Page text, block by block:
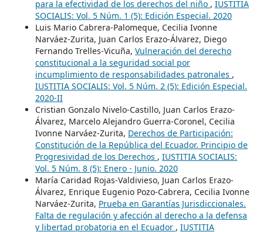
para la efectividad de los derechos del niño , IUSTITIA
SOCIALIS: Vol. 5 Núm. 1 (5): Edición Especial. 2020
Luis Mario Cabrera-Palomeque, Cecilia Ivonne
Narváez-Zurita, Juan Carlos Erazo-Álvarez, Diego
Fernando Trelles-Vicuña, Vulneración del derecho
constitucional a la seguridad social por
incumplimiento de responsabilidades patronales ,
IUSTITIA SOCIALIS: Vol. 5 Núm. 2 (5): Edición Especial.
2020-II
Cristian Gonzalo Nivelo-Castillo, Juan Carlos Erazo-
Álvarez, Marcelo Alejandro Guerra-Coronel, Cecilia
Ivonne Narváez-Zurita, Derechos de Participación:
Constitución de la República del Ecuador. Principio de
Progresividad de los Derechos , IUSTITIA SOCIALIS:
Vol. 5 Núm. 8 (5): Enero - Junio. 2020
María Caridad Rojas-Valdivieso, Juan Carlos Erazo-
Álvarez, Enrique Eugenio Pozo-Cabrera, Cecilia Ivonne
Narváez-Zurita, Prueba en Garantías Jurisdiccionales.
Falta de regulación y afección al derecho a la defensa
y libertad probatoria en el Ecuador , IUSTITIA